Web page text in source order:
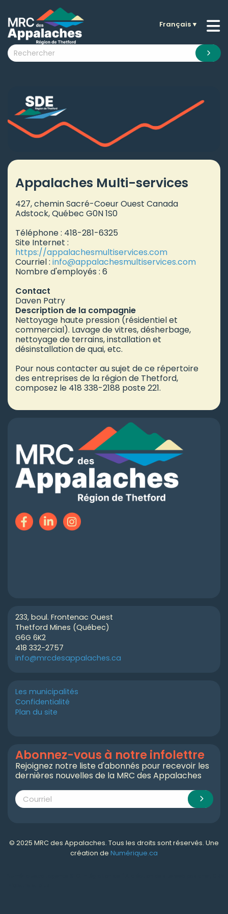
submenu (La MRC )
submenu (Citoyens )
submenu (Nouvelles )
submenu (Documentation )
Français▼
Appalaches Multi-services
427, chemin Sacré-Coeur Ouest Canada
Adstock, Québec G0N 1S0
Téléphone : 418-281-6325
Site Internet :
https://appalachesmultiservices.com
Courriel : info@appalachesmultiservices.com
Nombre d'employés : 6
Contact
Daven Patry
Description de la compagnie
Nettoyage haute pression (résidentiel et
commercial). Lavage de vitres, désherbage,
nettoyage de terrains, installation et
désinstallation de quai, etc.
Pour nous contacter au sujet de ce répertoire
des entreprises de la région de Thetford,
composez le 418 338-2188 poste 221.
233, boul. Frontenac Ouest
Thetford Mines (Québec)
G6G 6K2
418 332-2757
info@mrcdesappalaches.ca
Les municipalités
Confidentialité
Plan du site
Abonnez-vous à notre infolettre
Rejoignez notre liste d'abonnés pour recevoir les
dernières nouvelles de la MRC des Appalaches
© 2025 MRC des Appalaches. Tous les droits sont réservés. Une
création de Numérique.ca